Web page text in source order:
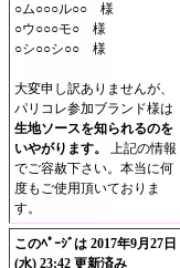
○ム○○○ル○○ 様
○ウ○○○モ○ 様
○シ○○シ○○ 様
大変申し訳ありませんが、
パリコレ参加ブランド様は
生地ソースを知られるのを
いやがります。
上記の情報
でご容赦下さい。本当に何
度もご使用頂いておりま
す。
このﾍﾟｰｼﾞは 2017年9月27日
(水) 23:42 更新済み